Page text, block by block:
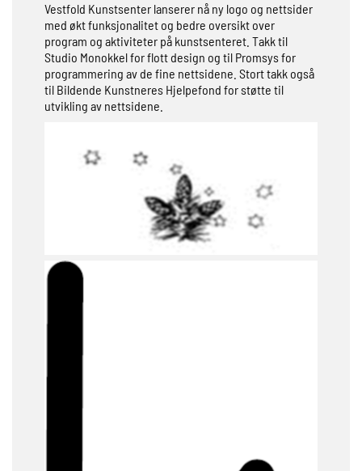
Vestfold Kunstsenter lanserer nå ny logo og nettsider
med økt funksjonalitet og bedre oversikt over
program og aktiviteter på kunstsenteret. Takk til
Studio Monokkel for flott design og til Promsys for
programmering av de fine nettsidene. Stort takk også
til Bildende Kunstneres Hjelpefond for støtte til
utvikling av nettsidene.